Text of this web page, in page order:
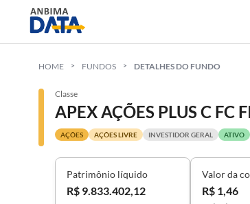
HOME FUNDOS DETALHES DO FUNDO
Classe
APEX AÇÕES PLUS C FC
AÇÕES AÇÕES LIVRE INVESTIDOR GERAL ATIVO
Patrimônio líquido
R$ 9.833.402,12
Valor da
R$ 1,46